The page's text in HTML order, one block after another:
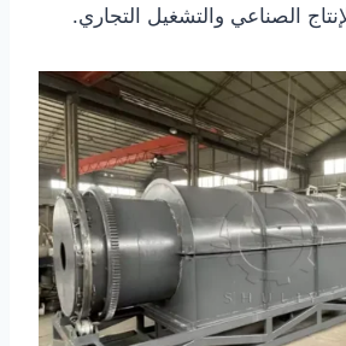
الصناعي والتشغيل التجاري.